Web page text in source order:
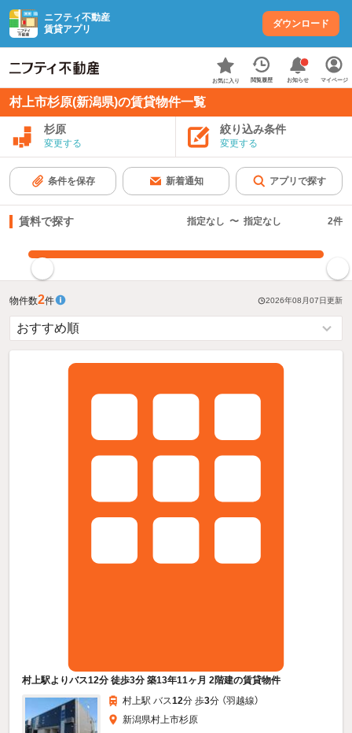
ニフティ不動産
賃貸アプリ
ダウンロード
お気に入り 閲覧履歴 お知らせ マイページ
村上市杉原(新潟県)の賃貸物件一覧
杉原
変更する
絞り込み条件
変更する
条件を保存 新着通知 アプリで探す
賃料で探す 指定なし 〜 指定なし 2件
物件数2件 2026年08月07日更新
村上駅よりバス12分 徒歩3分 築13年11ヶ月 2階建の賃貸物件
村上駅 バス12分 歩3分 （羽越線）
新潟県村上市杉原